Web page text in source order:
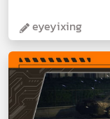
eyeyixing